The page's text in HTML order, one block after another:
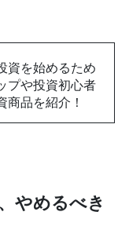
資を始めるため
プや投資初心者
商品を紹介！
やめるべき